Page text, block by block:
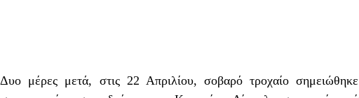
Δυο μέρες μετά, στις 22 Απριλίου, σοβαρό τροχαίο